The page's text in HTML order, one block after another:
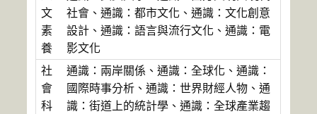
文
素
養
社會、通識：都市文化、通識：文化創意
設計、通識：語言與流行文化、通識：電
影文化
社
會
科
通識：兩岸關係、通識：全球化、通識：
國際時事分析、通識：世界財經人物、通
識：街道上的統計學、通識：全球產業趨